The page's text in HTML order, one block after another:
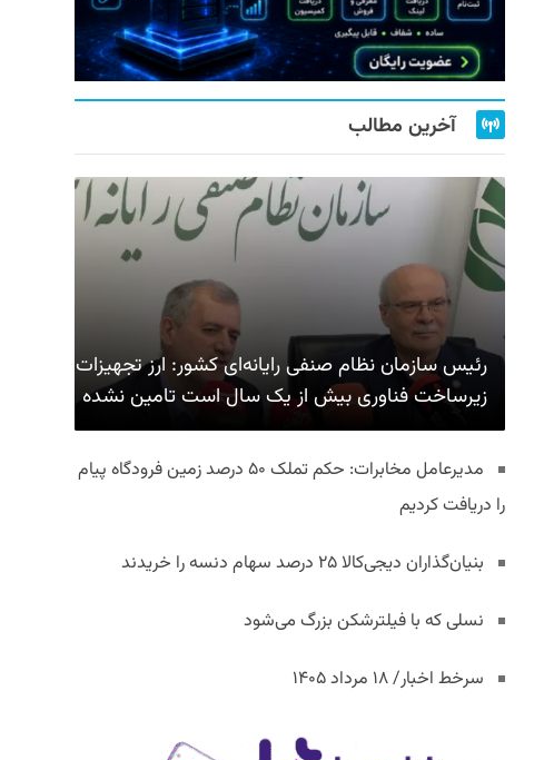
آخرین مطالب
رئیس سازمان نظام صنفی رایانه‌ای کشور: ارز تجهیزات
زیرساخت فناوری بیش از یک سال است تامین نشده
مدیرعامل مخابرات: حکم تملک ۵۰ درصد زمین فرودگاه پیام
را دریافت کردیم
بنیان‌گذاران دیجی‌کالا ۲۵ درصد سهام دنسه را خریدند
نسلی که با فیلترشکن بزرگ می‌شود
سرخط اخبار/ ۱۸ مرداد ۱۴۰۵